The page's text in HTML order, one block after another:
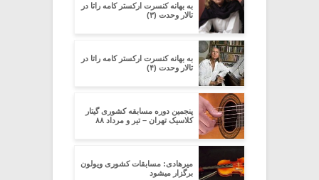
به بهانه کنسرت ارکستر کامه راتا در
تالار وحدت (۳)
به بهانه کنسرت ارکستر کامه راتا در
تالار وحدت (۴)
پنجمین دوره مسابقه کشوری گیتار
کلاسیک تهران – تیر و مرداد ۸۸
میرهادی: مسابقات کشوری ویولون
برگزار میشود